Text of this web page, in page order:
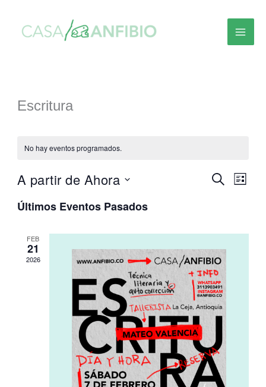
contenido
Escritura
No hay eventos programados.
Navegación
Eventos
Buscar
Lista
A partir de Ahora
fecha.
Últimos Eventos Pasados
FEB
21
2026